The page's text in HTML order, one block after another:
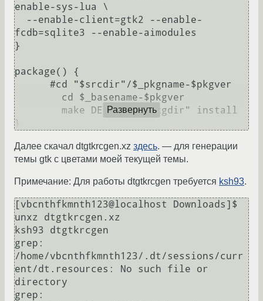
enable-sys-lua \
fcdb=sqlite3 --enable-aimodules
}
package() {
Развернуть
Далее скачал dtgtkrcgen.xz здесь. — для генерации
темы gtk с цветами моей текущей темы.
Примечание: Для работы dtgtkrcgen требуется ksh93.
[vbcnthfkmnth123@localhost Downloads]$
unxz dtgtkrcgen.xz
ksh93 dtgtkrcgen
grep:
/home/vbcnthfkmnth123/.dt/sessions/curr
ent/dt.resources: No such file or
directory
grep: